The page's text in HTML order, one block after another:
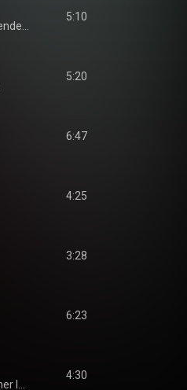
5:10
5:20
6:47
4:25
3:28
6:23
4:30